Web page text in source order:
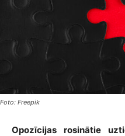
Foto: Freepik
Opozīcijas rosinātie